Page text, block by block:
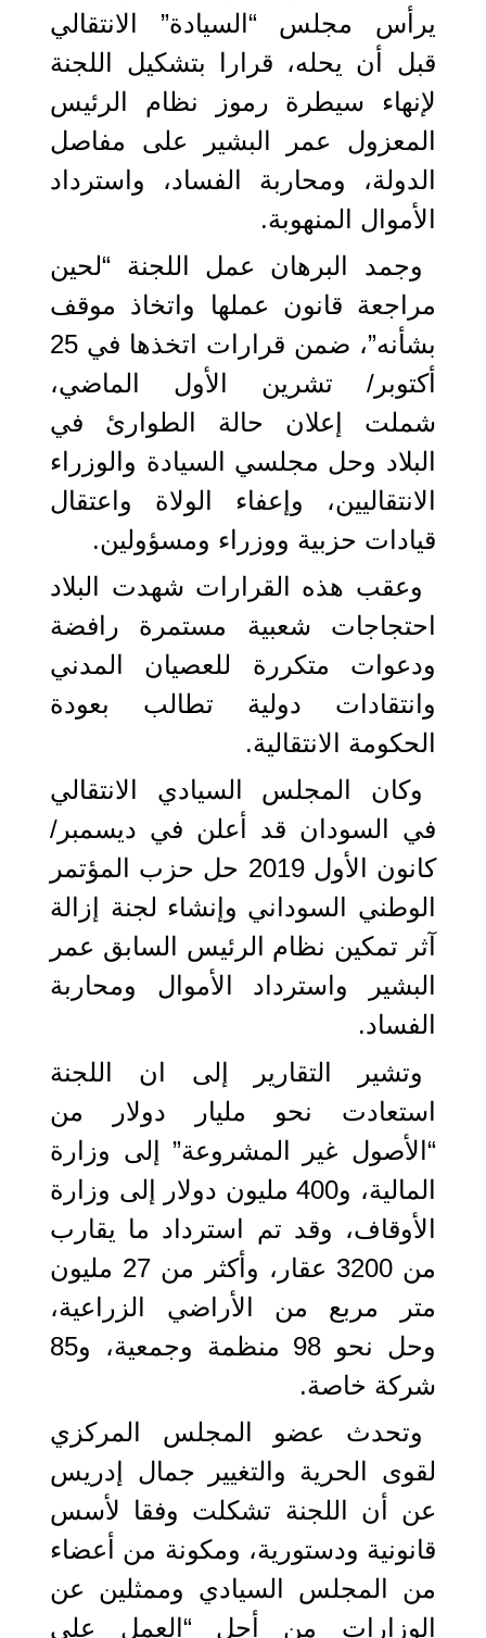
يرأس مجلس “السيادة” الانتقالي
قبل أن يحله، قرارا بتشكيل اللجنة
لإنهاء سيطرة رموز نظام الرئيس
المعزول عمر البشير على مفاصل
الدولة، ومحاربة الفساد، واسترداد
الأموال المنهوبة.
وجمد البرهان عمل اللجنة “لحين
مراجعة قانون عملها واتخاذ موقف
بشأنه”، ضمن قرارات اتخذها في 25
أكتوبر/ تشرين الأول الماضي،
شملت إعلان حالة الطوارئ في
البلاد وحل مجلسي السيادة والوزراء
الانتقاليين، وإعفاء الولاة واعتقال
قيادات حزبية ووزراء ومسؤولين.
وعقب هذه القرارات شهدت البلاد
احتجاجات شعبية مستمرة رافضة
ودعوات متكررة للعصيان المدني
وانتقادات دولية تطالب بعودة
الحكومة الانتقالية.
وكان المجلس السيادي الانتقالي
في السودان قد أعلن في ديسمبر/
كانون الأول 2019 حل حزب المؤتمر
الوطني السوداني وإنشاء لجنة إزالة
آثر تمكين نظام الرئيس السابق عمر
البشير واسترداد الأموال ومحاربة
الفساد.
وتشير التقارير إلى ان اللجنة
استعادت نحو مليار دولار من
“الأصول غير المشروعة” إلى وزارة
المالية، و400 مليون دولار إلى وزارة
الأوقاف، وقد تم استرداد ما يقارب
من 3200 عقار، وأكثر من 27 مليون
متر مربع من الأراضي الزراعية،
وحل نحو 98 منظمة وجمعية، و85
شركة خاصة.
وتحدث عضو المجلس المركزي
لقوى الحرية والتغيير جمال إدريس
عن أن اللجنة تشكلت وفقا لأسس
قانونية ودستورية، ومكونة من أعضاء
من المجلس السيادي وممثلين عن
الوزارات من أجل “العمل على